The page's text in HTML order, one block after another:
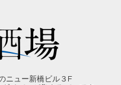
ニュー新橋ビル３F